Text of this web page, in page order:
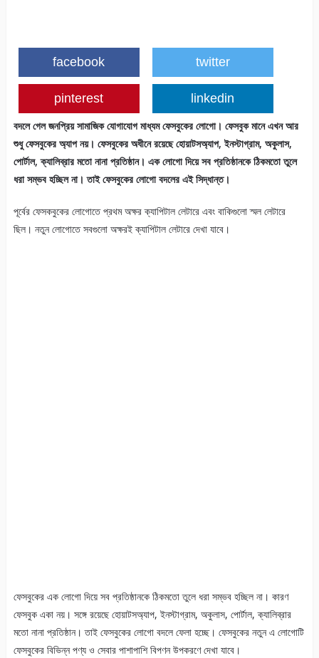
facebook twitter
pinterest linkedin
বদলে গেল জনপ্রিয় সামাজিক যোগাযোগ মাধ্যম ফেসবুকের লোগো। ফেসবুক মানে এখন আর
শুধু ফেসবুকের অ্যাপ নয়। ফেসবুকের অধীনে রয়েছে হোয়াটসঅ্যাপ, ইনস্টাগ্রাম, অকুলাস,
পোর্টাল, ক্যালিব্রার মতো নানা প্রতিষ্ঠান। এক লোগো দিয়ে সব প্রতিষ্ঠানকে ঠিকমতো তুলে
ধরা সম্ভব হচ্ছিল না। তাই ফেসবুকের লোগো বদলের এই সিদ্ধান্ত।
পূর্বের ফেসকবুকের লোগোতে প্রথম অক্ষর ক্যাপিটাল লেটারে এবং বাকিগুলো স্মল লেটারে
ছিল। নতুন লোগোতে সবগুলো অক্ষরই ক্যাপিটাল লেটারে দেখা যাবে।
ফেসবুকের এক লোগো দিয়ে সব প্রতিষ্ঠানকে ঠিকমতো তুলে ধরা সম্ভব হচ্ছিল না। কারণ
ফেসবুক একা নয়। সঙ্গে রয়েছে হোয়াটসঅ্যাপ, ইনস্টাগ্রাম, অকুলাস, পোর্টাল, ক্যালিব্রার
মতো নানা প্রতিষ্ঠান। তাই ফেসবুকের লোগো বদলে ফেলা হচ্ছে। ফেসবুকের নতুন এ লোগোটি
ফেসবুকের বিভিন্ন পণ্য ও সেবার পাশাপাশি বিপণন উপকরণে দেখা যাবে।